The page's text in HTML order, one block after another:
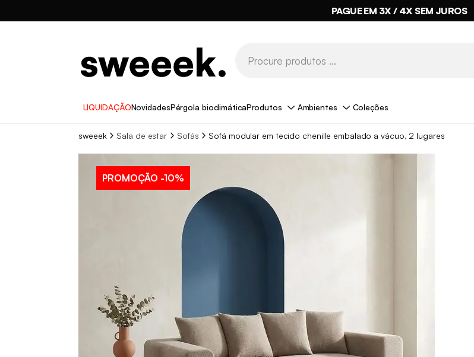
PAGUE EM 3X / 4X SEM JUROS
LIQUIDAÇÃONovidadesPérgola bioclimáticaProdutos Ambientes Coleções
sweeek Sala de estar Sofás Sofá modular em tecido chenille embalado a vácuo, 2 lugares
PROMOÇÃO -10%